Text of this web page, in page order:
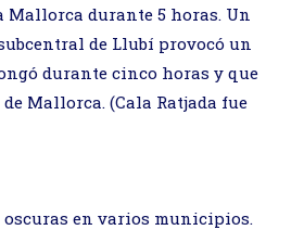
durante 5 horas. Un
de Llubí provocó un
durante cinco horas y que
Mallorca. (Cala Ratjada fue
oscuras en varios municipios.